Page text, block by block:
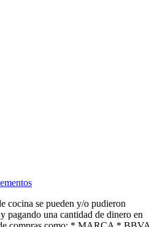
cocina se pueden y/o pudieron
pagando una cantidad de dinero en